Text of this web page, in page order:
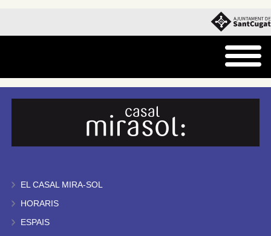
EL CASAL MIRA-SOL
HORARIS
ESPAIS